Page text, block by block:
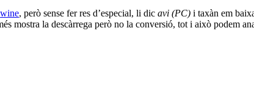
wine, però sense fer res d’especial, li dic avi (PC) i taxàn em
mostra la descàrrega però no la conversió, tot i això podem